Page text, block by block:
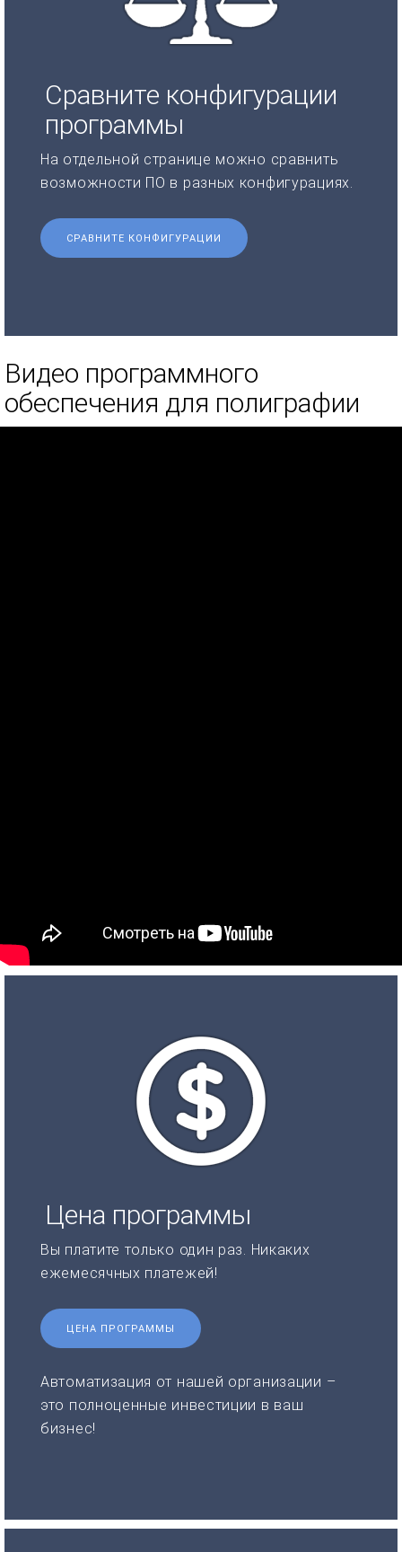
Сравните конфигурации
программы
На отдельной странице можно сравнить
возможности ПО в разных конфигурациях.
СРАВНИТЕ КОНФИГУРАЦИИ
Видео программного
обеспечения для полиграфии
Цена программы
Вы платите только один раз. Никаких
ежемесячных платежей!
ЦЕНА ПРОГРАММЫ
Автоматизация от нашей организации –
это полноценные инвестиции в ваш
бизнес!